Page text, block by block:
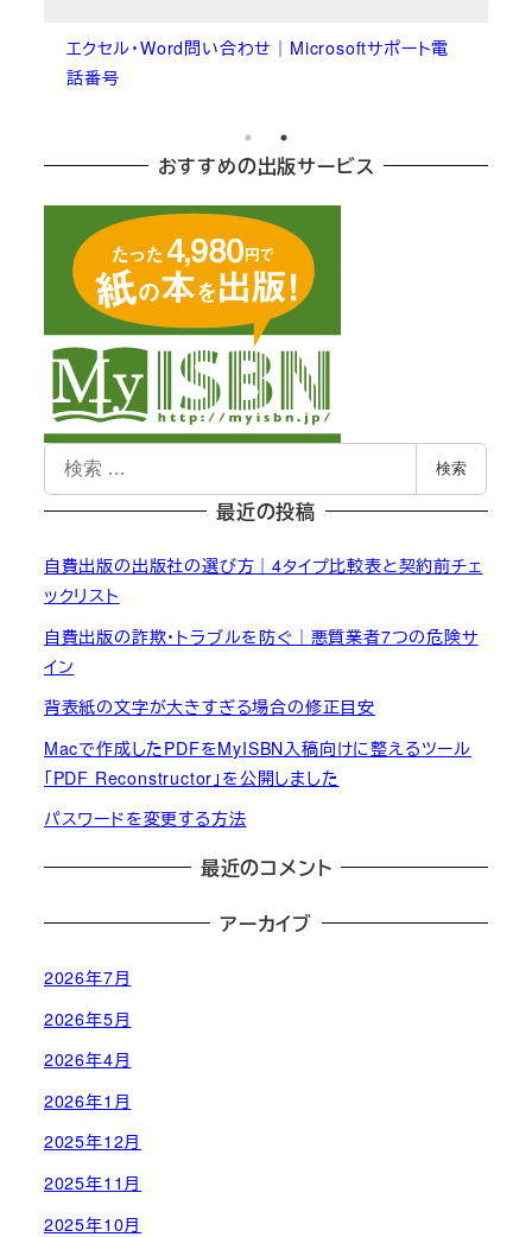
エクセル・Word問い合わせ｜Microsoftサポート電
話番号
おすすめの出版サービス
検
索
検索
最近の投稿
自費出版の出版社の選び方｜4タイプ比較表と契約前チェ
ックリスト
自費出版の詐欺・トラブルを防ぐ｜悪質業者7つの危険サ
イン
背表紙の文字が大きすぎる場合の修正目安
Macで作成したPDFをMyISBN入稿向けに整えるツール
「PDF Reconstructor」を公開しました
パスワードを変更する方法
最近のコメント
アーカイブ
2026年7月
2026年5月
2026年4月
2026年1月
2025年12月
2025年11月
2025年10月